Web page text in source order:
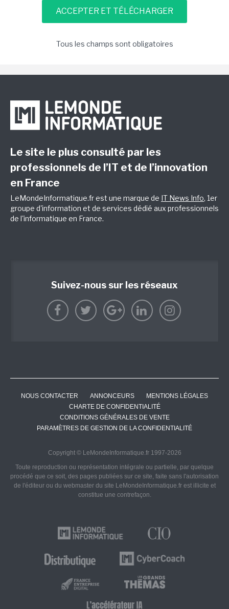
Tous les champs sont obligatoires
Le site le plus consulté par les
professionnels de l’IT et de l’innovation
en France
LeMondeInformatique.fr est une marque de IT News Info, 1er
groupe d'information et de services dédié aux professionnels
de l'informatique en France.
Suivez-nous sur les réseaux
NOUS CONTACTER ANNONCEURS
MENTIONS LÉGALES
CHARTE DE CONFIDENTIALITÉ
CONDITIONS GÉNÉRALES DE VENTE
PARAMÈTRES DE GESTION DE LA CONFIDENTIALITÉ
Copyright © LeMondeInformatique.fr 1997-2026
Toute reproduction ou représentation intégrale ou partielle, par quelque
procédé que ce soit, des pages publiées sur ce site, faite sans l'autorisation
de l'éditeur ou du webmaster du site LeMondeInformatique.fr est illicite et
constitue une contrefaçon.